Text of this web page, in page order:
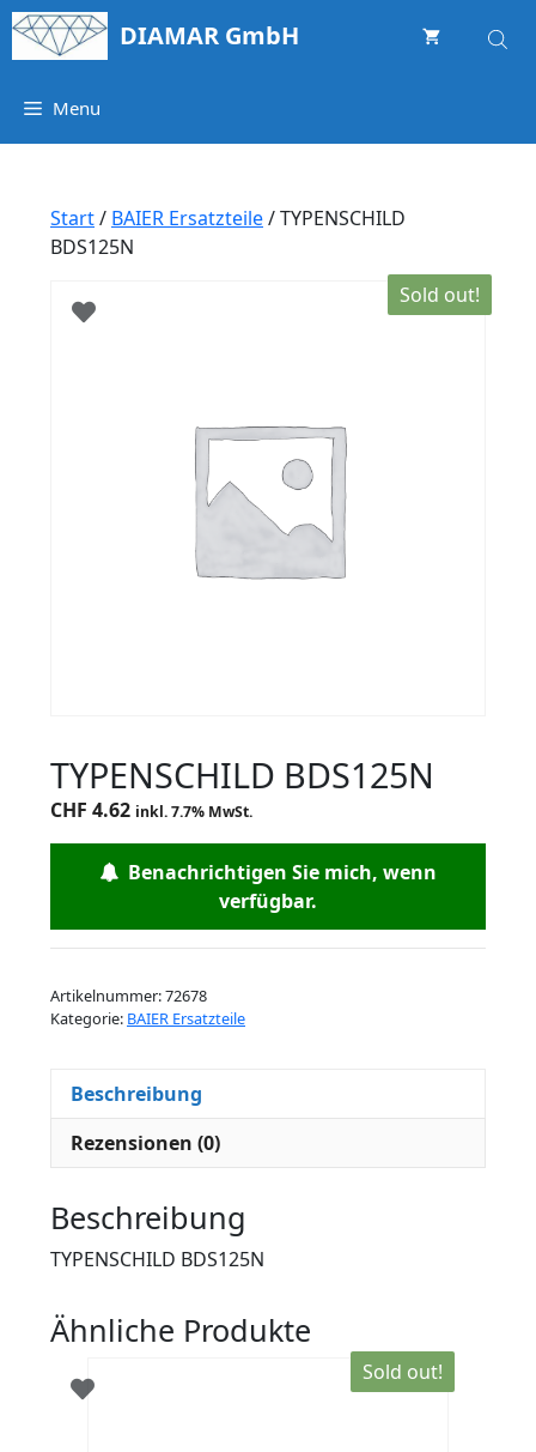
Springe
zum
DIAMAR GmbH
Menu
Start/ BAIER Ersatzteile/ TYPENSCHILD
BDS125N
Sold out!
TYPENSCHILD BDS125N
CHF 4.62 inkl. 7.7% MwSt.
Benachrichtigen Sie mich, wenn
verfügbar.
Artikelnummer:72678
Kategorie: BAIER Ersatzteile
Beschreibung
Rezensionen (0)
Beschreibung
TYPENSCHILD BDS125N
Ähnliche Produkte
Sold out!